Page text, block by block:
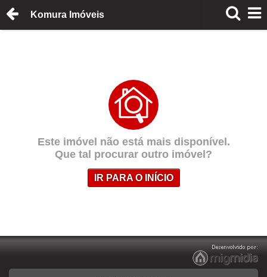
Komura Imóveis
Este imóvel não está mais disponível.
Que tal procurar outro imóvel?
IR PARA O INÍCIO